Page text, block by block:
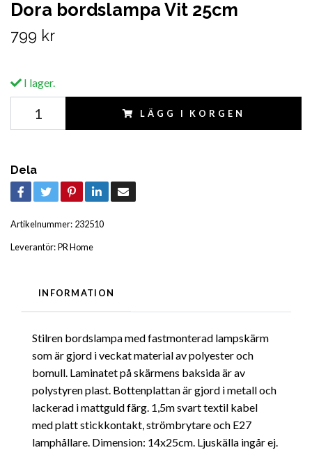
Dora bordslampa Vit 25cm
799 kr
I lager.
LÄGG I KORGEN
Dela
Artikelnummer: 232510
Leverantör:PR Home
INFORMATION
Stilren bordslampa med fastmonterad lampskärm
som är gjord i veckat material av polyester och
bomull. Laminatet på skärmens baksida är av
polystyren plast. Bottenplattan är gjord i metall och
lackerad i mattguld färg. 1,5m svart textil kabel
med platt stickkontakt, strömbrytare och E27
lamphållare. Dimension: 14x25cm. Ljuskälla ingår ej.